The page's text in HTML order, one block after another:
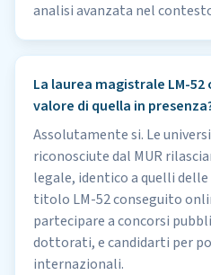
analisi avanzata nel
La laurea magistrale LM-
valore di quella in
Assolutamente si. Le
riconosciute dal MUR
legale, identico a quelli
titolo LM-52 conseguito
partecipare a concorsi
dottorati, e candidarti per
internazionali.